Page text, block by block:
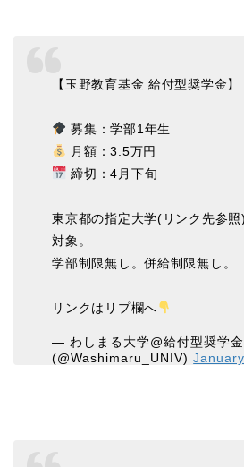
【玉野教育基金 給付型奨学金】
募集：学部1年生
月額：3.5万円
締切：4月下旬
東京都の指定大学(リンク先参
対象。
学部制限無し。併給制限無し。
リンクはリプ欄へ
— わしまる大学@給付型奨学金
(@Washimaru_UNIV)